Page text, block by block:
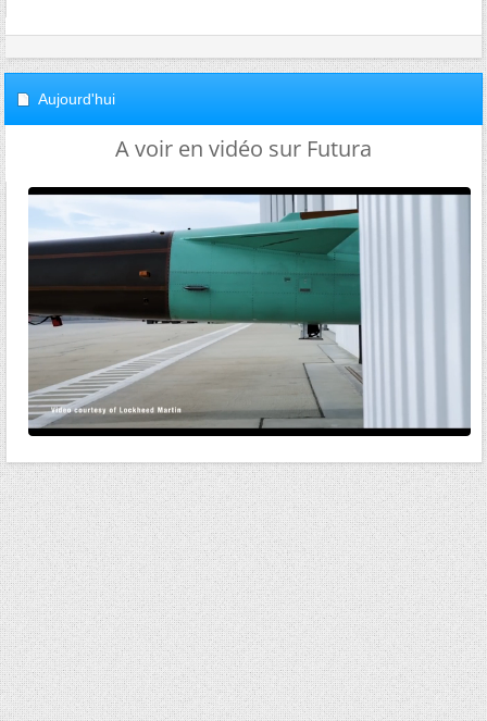
Aujourd'hui
A voir en vidéo sur Futura